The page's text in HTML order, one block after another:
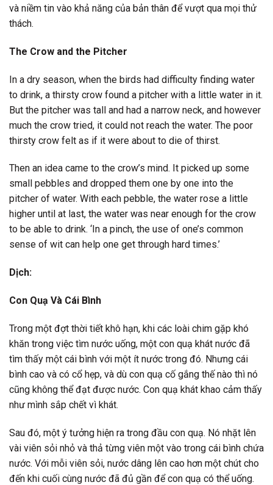
và niềm tin vào khả năng của bản thân để vượt qua mọi thử
thách.
The Crow and the Pitcher
In a dry season, when the birds had difficulty finding water
to drink, a thirsty crow found a pitcher with a little water in it.
But the pitcher was tall and had a narrow neck, and however
much the crow tried, it could not reach the water. The poor
thirsty crow felt as if it were about to die of thirst.
Then an idea came to the crow’s mind. It picked up some
small pebbles and dropped them one by one into the
pitcher of water. With each pebble, the water rose a little
higher until at last, the water was near enough for the crow
to be able to drink. ‘In a pinch, the use of one’s common
sense of wit can help one get through hard times.’
Dịch:
Con Quạ Và Cái Bình
Trong một đợt thời tiết khô hạn, khi các loài chim gặp khó
khăn trong việc tìm nước uống, một con quạ khát nước đã
tìm thấy một cái bình với một ít nước trong đó. Nhưng cái
bình cao và có cổ hẹp, và dù con quạ cố gắng thế nào thì nó
cũng không thể đạt được nước. Con quạ khát khao cảm thấy
như mình sắp chết vì khát.
Sau đó, một ý tưởng hiện ra trong đầu con quạ. Nó nhặt lên
vài viên sỏi nhỏ và thả từng viên một vào trong cái bình chứa
nước. Với mỗi viên sỏi, nước dâng lên cao hơn một chút cho
đến khi cuối cùng nước đã đủ gần để con quạ có thể uống.